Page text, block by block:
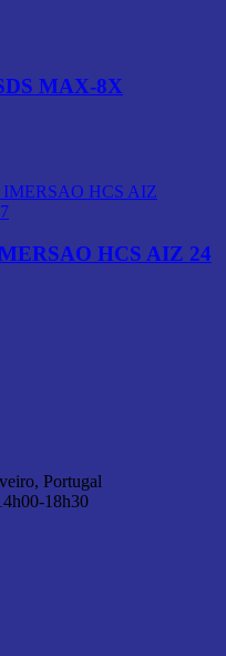
MAX-8X
HCS AIZ 24
Portugal
18h30